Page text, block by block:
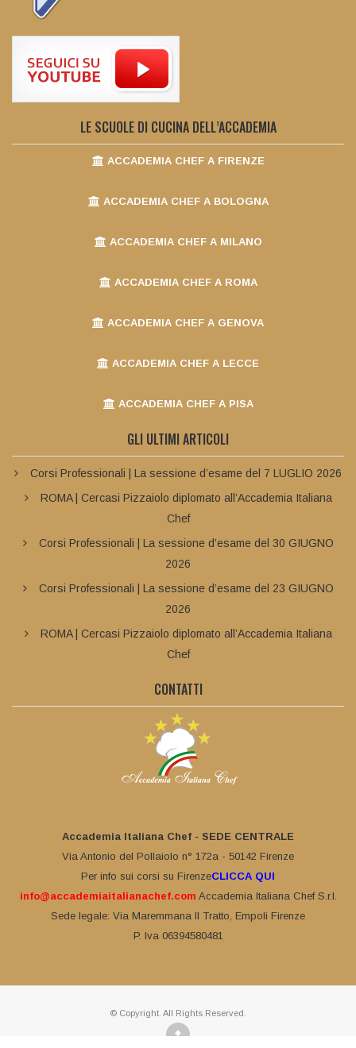
LE SCUOLE DI CUCINA DELL’ACCADEMIA
ACCADEMIA CHEF A FIRENZE
ACCADEMIA CHEF A BOLOGNA
ACCADEMIA CHEF A MILANO
ACCADEMIA CHEF A ROMA
ACCADEMIA CHEF A GENOVA
ACCADEMIA CHEF A LECCE
ACCADEMIA CHEF A PISA
GLI ULTIMI ARTICOLI
Corsi Professionali | La sessione d’esame del 7 LUGLIO 2026
ROMA | Cercasi Pizzaiolo diplomato all’Accademia Italiana
Chef
Corsi Professionali | La sessione d’esame del 30 GIUGNO
2026
Corsi Professionali | La sessione d’esame del 23 GIUGNO
2026
ROMA | Cercasi Pizzaiolo diplomato all’Accademia Italiana
Chef
CONTATTI
Accademia Italiana Chef - SEDE CENTRALE
Via Antonio del Pollaiolo n° 172a - 50142 Firenze
Per info sui corsi su FirenzeCLICCA QUI
info@accademiaitalianachef.com Accademia Italiana Chef S.r.l.
Sede legale: Via Maremmana II Tratto, Empoli Firenze
P. Iva 06394580481
© Copyright. All Rights Reserved.